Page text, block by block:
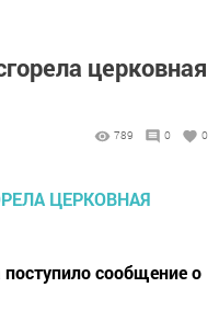
церковная
789 0 0
сообщение о